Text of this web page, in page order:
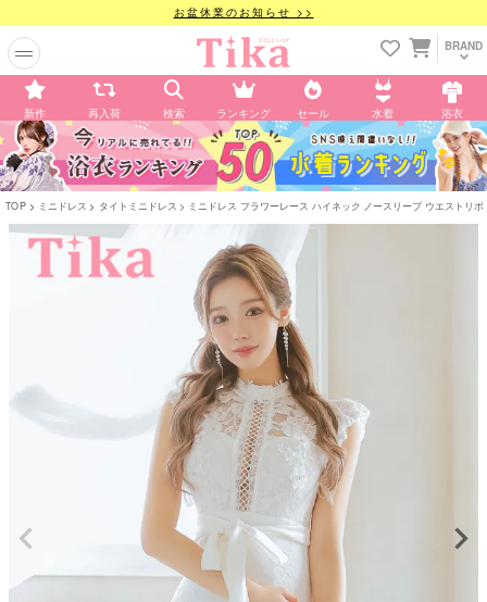
お盆休業のお知らせ >>
BRAND
新作 再入荷 検索 ランキング セール 水着 浴衣
TOP ミニドレス タイトミニドレス ミニドレス フラワーレース ハイネック ノースリーブ ウエストリ